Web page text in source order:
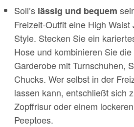
Soll’s lässig und bequem
Freizeit-Outfit eine High
Style. Stecken Sie ein
Hose und kombinieren Sie
Garderobe mit Turnschuhen,
Chucks. Wer selbst in der
lassen kann, entschließt sich
Zopffrisur oder einem
Peeptoes.